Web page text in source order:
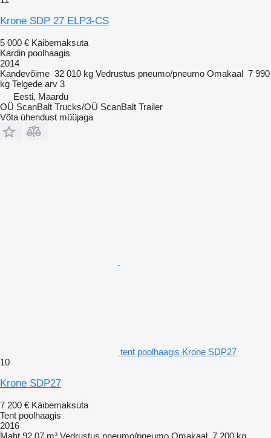
Krone SDP 27 ELP3-CS
5 000 € Käibemaksuta
Kardin poolhaagis
2014
Kandevõime 32 010 kg Vedrustus pneumo/pneumo Omakaal 7 990
kg Telgede arv 3
Eesti, Maardu
OÜ ScanBalt Trucks/OÜ ScanBalt Trailer
Võta ühendust müüjaga
tent poolhaagis Krone SDP27
10
Krone SDP27
7 200 € Käibemaksuta
Tent poolhaagis
2016
Maht 92,07 m³ Vedrustus pneumo/pneumo Omakaal 7 200 kg